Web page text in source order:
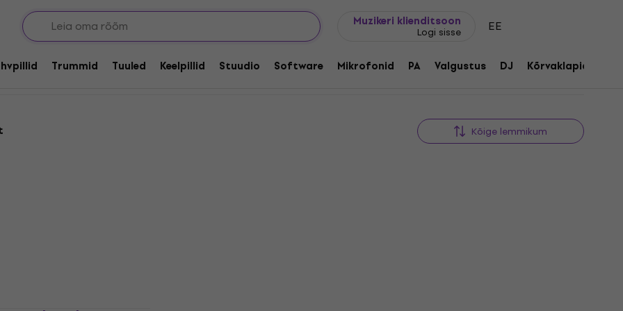
Muzikeri klienditsoon
Logi sisse EE
Trummid Tuuled Keelpillid Stuudio Software Mikrofonid PA Valgustus DJ Kõrvaklapid
Kõige lemmikum